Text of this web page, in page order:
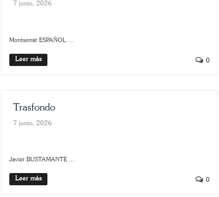
7 junio, 2026
Montserrat ESPAÑOL ...
Leer más 0
Trasfondo
7 junio, 2026
Javier BUSTAMANTE ...
Leer más 0